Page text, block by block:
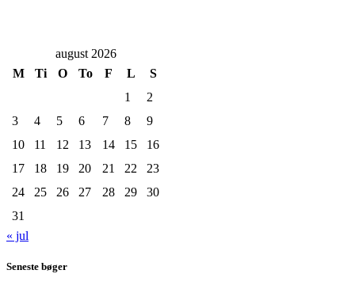
august 2026
M
Ti O To F L
S
1
2
3
4 5 6 7 8
9
10
11 12 13 14 15
16
17
18 19 20 21 22
23
24
25 26 27 28 29
30
31
« jul
Seneste bøger